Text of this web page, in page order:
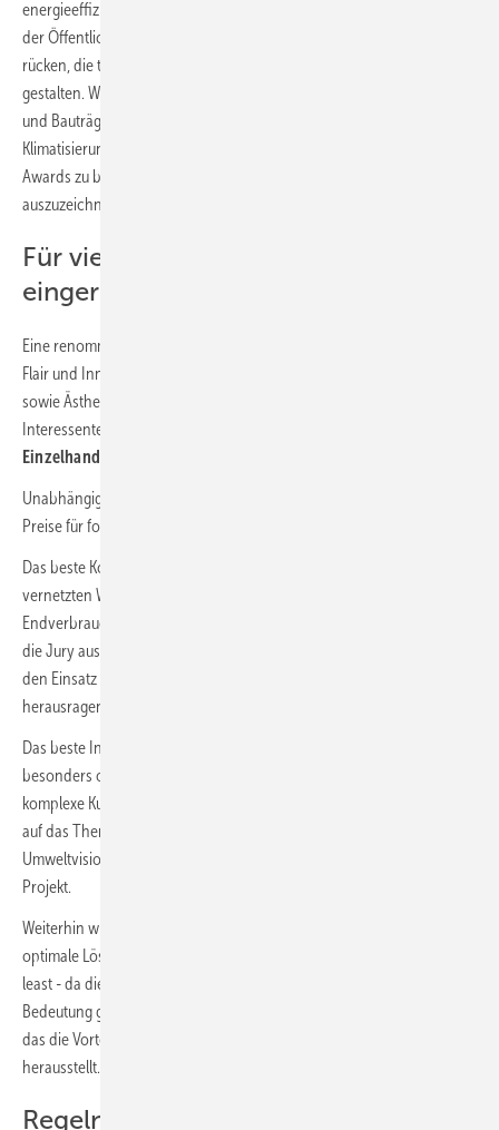
energieeffizient geheizt und gekühlt werden kann. Diese wollen wir
der Öffentlichkeit präsentieren und so diejenigen ins Rampenlicht
rücken, die täglich daran arbeiten, eine nachhaltigere Gesellschaft zu
gestalten. Wir ermutigen Installateure, Architekten, Berater, Ingenieure
und Bauträger, die an Projekten aus den Bereichen Heizung,
Klimatisierung, Lüftung und Kälte arbeiten, sich an den Panasonic PRO
Awards zu beteiligen, um die großartige geleistete Arbeit
auszuzeichnen.“
Für vier Kategorien können Projekte
eingereicht werden
Eine renommierte internationale Jury sucht nach Projekten, die mit
Flair und Innovation Nachhaltigkeit, Energie- und Kosteneffizienz
sowie Ästhetik demonstrieren. Für vier Kategorien können
Interessenten ihre Projekte einreichen:
Einzelhandel
Unabhängig von den Kategorien vergeben die Preisrichter weitere
Preise für folgende Sonderkategorien:
Das beste Konnektivitätsprojekt soll deren Bedeutung in einer
vernetzten Welt genauso wie die Effizienz für Installateure und
Endverbraucher aufzeigen. Für die beste Gewerbekältelösung wählt
die Jury aus den eingereichten Beiträgen ein Projekt aus, das durch
den Einsatz von Panasonic CO2-Verflüssigungssätzen
herausragenden Kundennutzen bietet.
Das beste Innovationsprojekt soll verdeutlichen, wie mit einer
besonders originellen, zukunftsorientierten Herangehensweise
komplexe Kundenanforderungen gelöst werden können. Mit Bezug
auf das Thema Nachhaltigkeit sucht Panasonic in Anlehnung an die
Umweltvision des Unternehmens nach dem energieeffizientesten
Projekt.
Weiterhin wird in einer eigenen Sonderkategorie die für den Kunden
optimale Lösung mit Panasonic-Geräten ausgezeichnet. Last but not
least - da die Themen Luftqualität und Luftreinigung immer mehr an
Bedeutung gewinnen – prämiert das Fachgremium auch ein Projekt,
das die Vorteile der nanoe™ X-Luftreinigungstechnologie am besten
herausstellt.
Regeln und Einsendeschluss